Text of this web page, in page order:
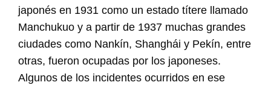
japonés en 1931 como un estado títere llamado
Manchukuo y a partir de 1937 muchas grandes
ciudades como Nankín, Shanghái y Pekín, entre
otras, fueron ocupadas por los japoneses.
Algunos de los incidentes ocurridos en ese